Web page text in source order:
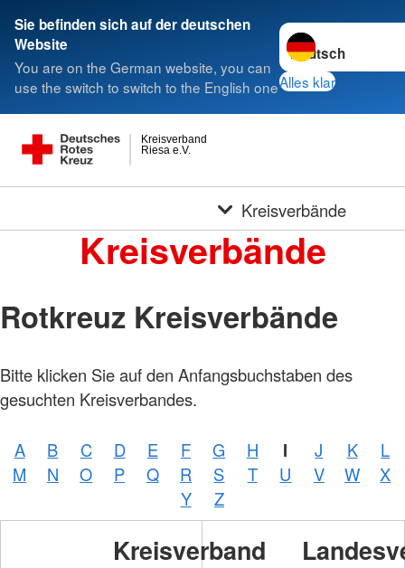
Sie befinden sich auf der deutschen
Website
You are on the German website, you can
use the switch to switch to the English one
Sprache wechseln
Alles klar
Riesa e.V.
Kreisverband
Kreisverbände
Kreisverbände
Rotkreuz Kreisverbände
Bitte klicken Sie auf den Anfangsbuchstaben des
gesuchten Kreisverbandes.
A B C D E F G H I J K
L
M
N O P Q R S T U V W
X
Y
Z
Kreisverband